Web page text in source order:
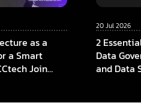
as a
a Smart
Join
20 Jul 2026
2
Data
and Data